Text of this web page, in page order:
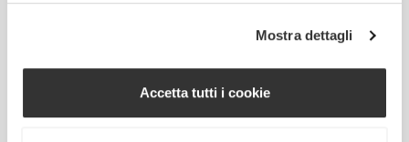
Mostra dettagli
Accetta tutti i cookie